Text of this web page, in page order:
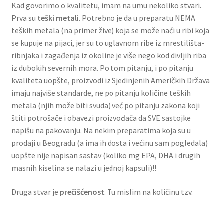
Kad govorimo o kvalitetu, imam na umu nekoliko stvari.
Prva su teški metali. Potrebno je da u preparatu NEMA
teških metala (na primer žive) koja se može naći u ribi koja
se kupuje na pijaci, jer su to uglavnom ribe iz mrestilišta-
ribnjaka i zagađenja iz okoline je više nego kod divljih riba
iz dubokih severnih mora. Po tom pitanju, i po pitanju
kvaliteta uopšte, proizvodi iz Sjedinjenih Američkih Država
imaju najviše standarde, ne po pitanju količine teških
metala (njih može biti svuda) već po pitanju zakona koji
štiti potrošače i obavezi proizvođača da SVE sastojke
napišu na pakovanju. Na nekim preparatima koja su u
prodaji u Beogradu (a ima ih dosta i većinu sam pogledala)
uopšte nije napisan sastav (koliko mg EPA, DHA i drugih
masnih kiselina se nalazi u jednoj kapsuli)!!
Druga stvar je prečišćenost. Tu mislim na količinu tzv.